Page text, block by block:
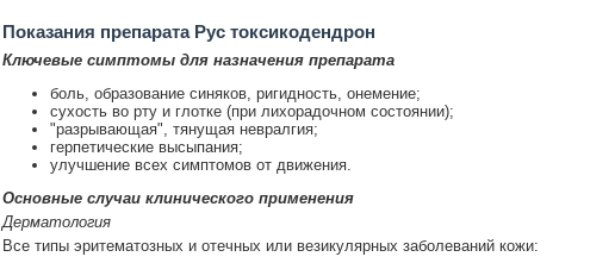
Показания препарата Рус токсикодендрон
Ключевые симптомы для назначения препарата
боль, образование синяков, ригидность, онемение;
сухость во рту и глотке (при лихорадочном состоянии);
"разрывающая", тянущая невралгия;
герпетические высыпания;
улучшение всех симптомов от движения.
Основные случаи клинического применения
Дерматология
Все типы эритематозных и отечных или везикулярных заболеваний кожи: